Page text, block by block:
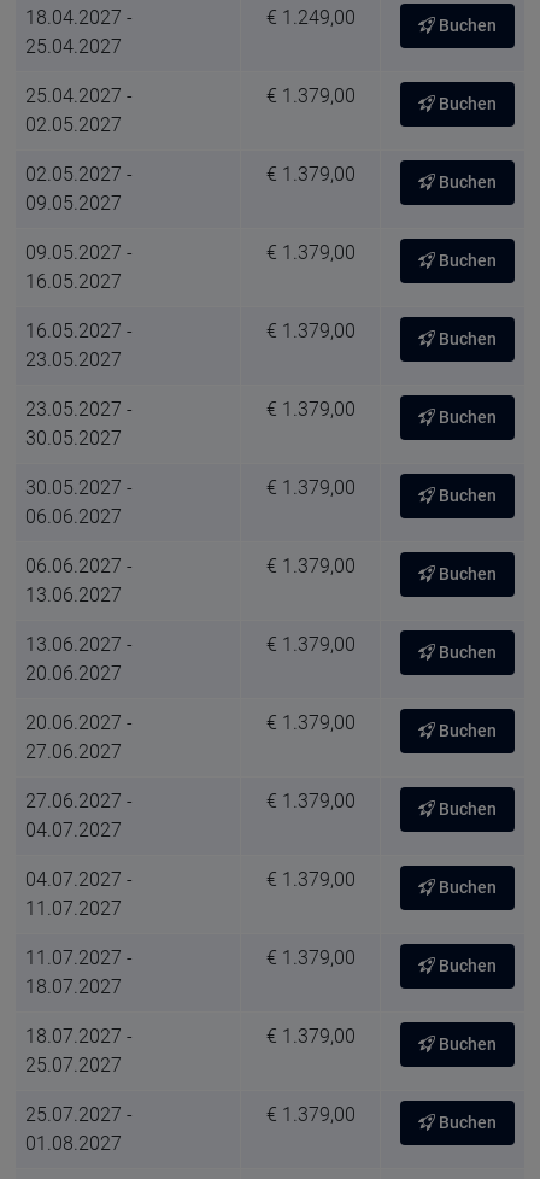
18.04.2027 -
25.04.2027
€ 1.249,00 Buchen
25.04.2027 -
02.05.2027
€ 1.379,00 Buchen
02.05.2027 -
09.05.2027
€ 1.379,00 Buchen
09.05.2027 -
16.05.2027
€ 1.379,00 Buchen
16.05.2027 -
23.05.2027
€ 1.379,00 Buchen
23.05.2027 -
30.05.2027
€ 1.379,00 Buchen
30.05.2027 -
06.06.2027
€ 1.379,00 Buchen
06.06.2027 -
13.06.2027
€ 1.379,00 Buchen
13.06.2027 -
20.06.2027
€ 1.379,00 Buchen
20.06.2027 -
27.06.2027
€ 1.379,00 Buchen
27.06.2027 -
04.07.2027
€ 1.379,00 Buchen
04.07.2027 -
11.07.2027
€ 1.379,00 Buchen
11.07.2027 -
18.07.2027
€ 1.379,00 Buchen
18.07.2027 -
25.07.2027
€ 1.379,00 Buchen
25.07.2027 -
01.08.2027
€ 1.379,00 Buchen